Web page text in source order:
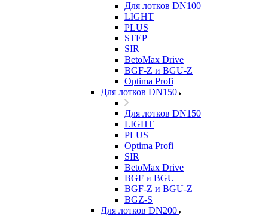
Для лотков DN100
LIGHT
PLUS
STEP
SIR
BetoMax Drive
BGF-Z и BGU-Z
Optima Profi
Для лотков DN150
Для лотков DN150
LIGHT
PLUS
Optima Profi
SIR
BetoMax Drive
BGF и BGU
BGF-Z и BGU-Z
BGZ-S
Для лотков DN200